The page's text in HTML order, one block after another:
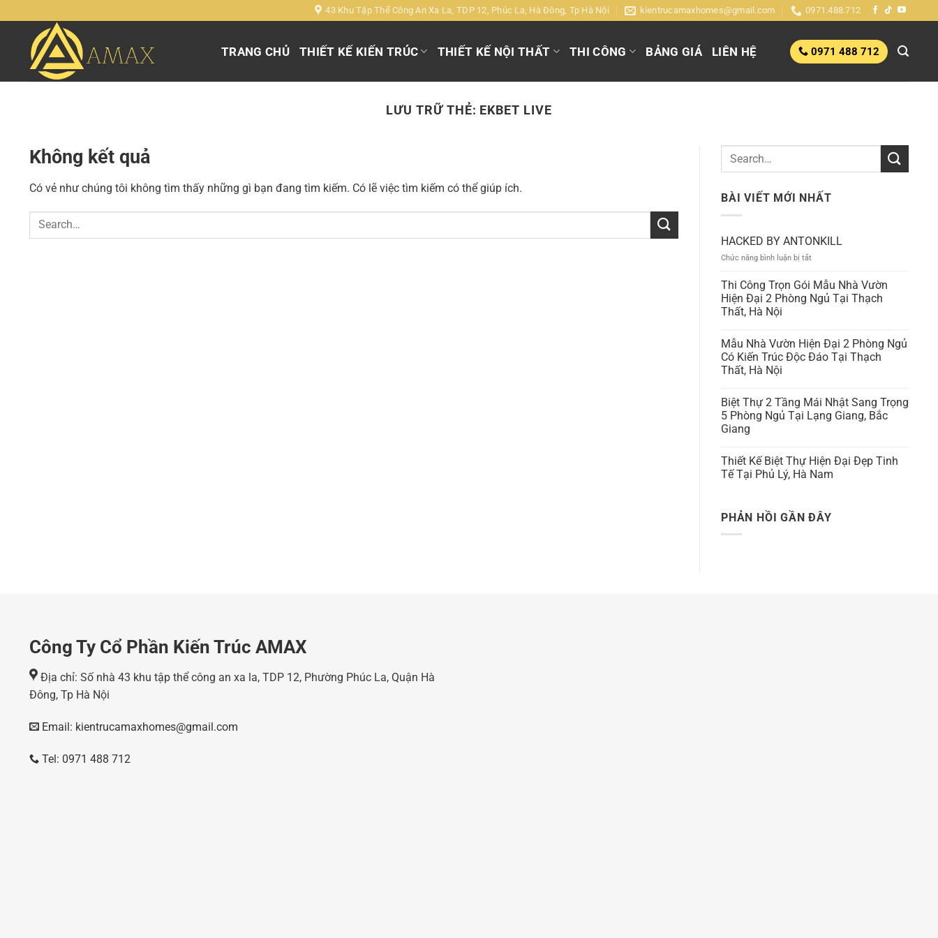
đến
43 Khu Tập Thể Công An Xa La, TDP 12, Phúc La, Hà Đông, Tp Hà Nội kientrucamaxhomes@gmail.com 0971.488.712
TRANG CHỦ THIẾT KẾ KIẾN TRÚC THIẾT KẾ NỘI THẤT THI CÔNG BẢNG GIÁ LIÊN HỆ 0971 488 712
LƯU TRỮ THẺ: EKBET LIVE
Không kết quả
Có vẻ như chúng tôi không tìm thấy những gì bạn đang tìm kiếm. Có lẽ việc tìm kiếm có thể giúp ích.
BÀI VIẾT MỚI NHẤT
HACKED BY ANTONKILL
Chức năng bình luận bị tắt
BY
ANTONKILL
Thi Công Trọn Gói Mẫu Nhà Vườn
Hiện Đại 2 Phòng Ngủ Tại Thạch
Thất, Hà Nội
Mẫu Nhà Vườn Hiện Đại 2 Phòng Ngủ
Có Kiến Trúc Độc Đáo Tại Thạch
Thất, Hà Nội
Biệt Thự 2 Tầng Mái Nhật Sang Trọng
5 Phòng Ngủ Tại Lạng Giang, Bắc
Giang
Thiết Kế Biệt Thự Hiện Đại Đẹp Tinh
Tế Tại Phủ Lý, Hà Nam
PHẢN HỒI GẦN ĐÂY
Công Ty Cổ Phần Kiến Trúc AMAX
Địa chỉ: Số nhà 43 khu tập thể công an xa la, TDP 12, Phường Phúc La, Quận Hà
Đông, Tp Hà Nội
Email: kientrucamaxhomes@gmail.com
Tel: 0971 488 712